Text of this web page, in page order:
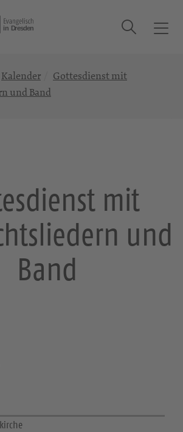
T
o
Suche
Kalender
Gottesdienst mit
und Band
mit
und
Band